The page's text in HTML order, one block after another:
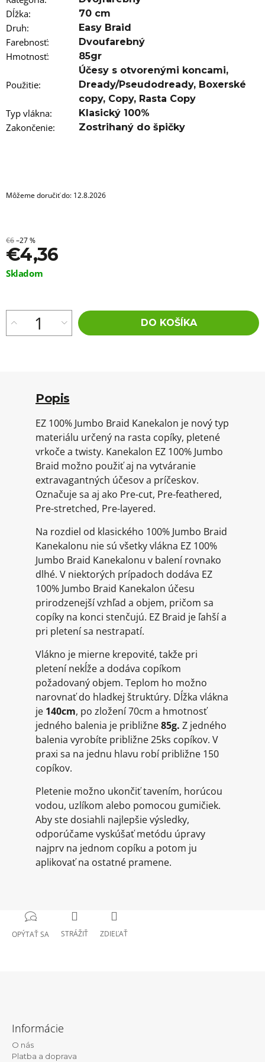
Dĺžka: 70 cm
Druh: Easy Braid
Farebnosť: Dvoufarebný
Hmotnosť: 85gr
Použitie:
Účesy s otvorenými koncami,
Dready/Pseudodready, Boxerské
copy, Copy, Rasta Copy
Typ vlákna: Klasický 100%
Zakončenie: Zostrihaný do špičky
Môžeme doručiť do: 12.8.2026
€6–27 %
€4,36
Jednotková
Skladom
DO KOŠÍKA
Popis
EZ 100% Jumbo Braid Kanekalon je nový typ
materiálu určený na rasta copíky, pletené
vrkoče a twisty. Kanekalon EZ 100% Jumbo
Braid možno použiť aj na vytváranie
extravagantných účesov a príčeskov.
Označuje sa aj ako Pre-cut, Pre-feathered,
Pre-stretched, Pre-layered.
Na rozdiel od klasického 100% Jumbo Braid
Kanekalonu nie sú všetky vlákna EZ 100%
Jumbo Braid Kanekalonu v balení rovnako
dlhé. V niektorých prípadoch dodáva EZ
100% Jumbo Braid Kanekalon účesu
prirodzenejší vzhľad a objem, pričom sa
copíky na konci stenčujú. EZ Braid je ľahší a
pri pletení sa nestrapatí.
Vlákno je mierne krepovité, takže pri
pletení nekĺže a dodáva copíkom
požadovaný objem. Teplom ho možno
narovnať do hladkej štruktúry. Dĺžka vlákna
je 140cm, po zložení 70cm a hmotnosť
jedného balenia je približne85g. Z jedného
balenia vyrobíte približne 25ks copíkov. V
praxi sa na jednu hlavu robí približne 150
copíkov.
Pletenie možno ukončiť tavením, horúcou
vodou, uzlíkom alebo pomocou gumičiek.
Aby ste dosiahli najlepšie výsledky,
odporúčame vyskúšať metódu úpravy
najprv na jednom copíku a potom ju
aplikovať na ostatné pramene.
OPÝTAŤ SA STRÁŽIŤ ZDIEĽAŤ
m
100%
JUMBO
KANEKALON
33
€3,96
Pôvodne:
€5,96
Informácie
O nás
Platba a doprava